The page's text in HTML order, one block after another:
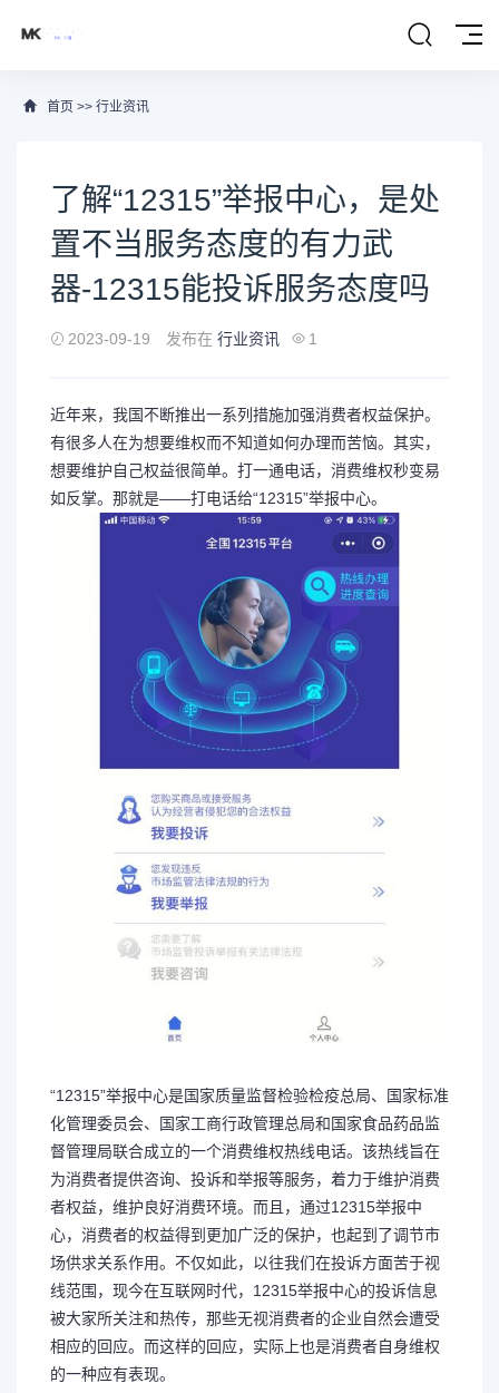
首页 >> 行业资讯
了解“12315”举报中心，是处
置不当服务态度的有力武
器-12315能投诉服务态度吗
2023-09-19 发布在 行业资讯 1
近年来，我国不断推出一系列措施加强消费者权益保护。
有很多人在为想要维权而不知道如何办理而苦恼。其实，
想要维护自己权益很简单。打一通电话，消费维权秒变易
如反掌。那就是——打电话给“12315”举报中心。
“12315”举报中心是国家质量监督检验检疫总局、国家标准
化管理委员会、国家工商行政管理总局和国家食品药品监
督管理局联合成立的一个消费维权热线电话。该热线旨在
为消费者提供咨询、投诉和举报等服务，着力于维护消费
者权益，维护良好消费环境。而且，通过12315举报中
心，消费者的权益得到更加广泛的保护，也起到了调节市
场供求关系作用。不仅如此，以往我们在投诉方面苦于视
线范围，现今在互联网时代，12315举报中心的投诉信息
被大家所关注和热传，那些无视消费者的企业自然会遭受
相应的回应。而这样的回应，实际上也是消费者自身维权
的一种应有表现。